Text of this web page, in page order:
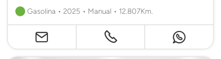
Gasolina • 2025 • Manual • 12.807Km.